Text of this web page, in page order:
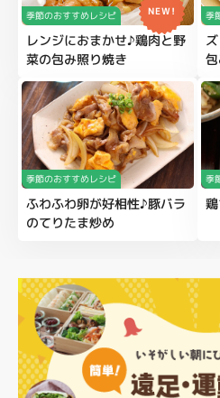
季節のおすすめレシピ NEW!
レンジにおまかせ♪鶏肉と野
菜の包み照り焼き
季
季節のおすすめレシピ
ふわふわ卵が好相性♪豚バラ
のてりたま炒め
季